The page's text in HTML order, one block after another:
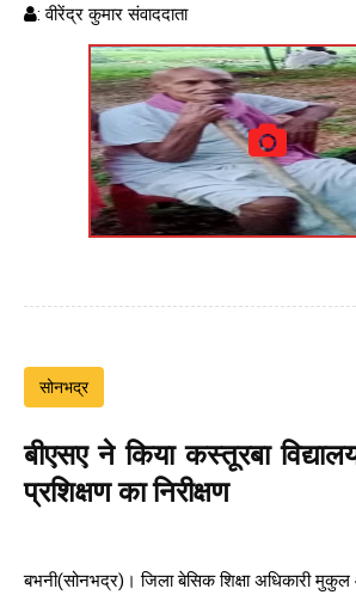
: वीरेंद्र कुमार संवाददाता
सोनभद्र
बीएसए ने किया कस्तूरबा
प्रशिक्षण का निरीक्षण
बभनी(सोनभद्र)। जिला बेसिक शिक्षा अधिकारी